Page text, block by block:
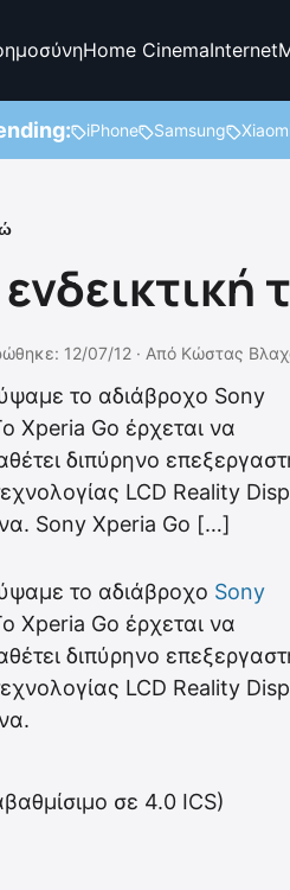
Home CinemaInternet
iPhone Samsung
12/07/12 · Από Κώστας
το αδιάβροχο Sony
Xperia Go έρχεται να
διπύρηνο
LCD Reality
Sony Xperia Go […]
το αδιάβροχο Sony
Xperia Go έρχεται να
διπύρηνο
LCD Reality
σε 4.0 ICS)